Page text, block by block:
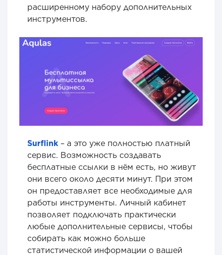
расширенному набору дополнительных
инструментов.
Surflink– а это уже полностью платный
сервис. Возможность создавать
бесплатные ссылки в нём есть, но живут
они всего около десяти минут. При этом
он предоставляет все необходимые для
работы инструменты. Личный кабинет
позволяет подключать практически
любые дополнительные сервисы, чтобы
собирать как можно больше
статистической информации о вашей